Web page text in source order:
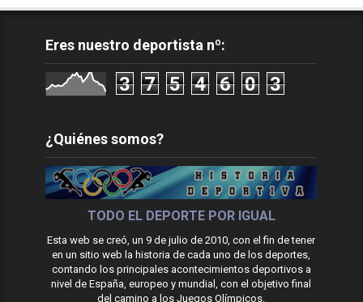
Eres nuestro deportista nº:
3 7 5 4 6 0 3
¿Quiénes somos?
TODO EL DEPORTE POR IGUAL
Esta web se creó, un 9 de julio de 2010, con el fin de tener
en un sitio web la historia de cada uno de los deportes,
contando los principales acontecimientos deportivos a
nivel de España, europeo y mundial, con el objetivo final
del camino a los Juegos Olímpicos.